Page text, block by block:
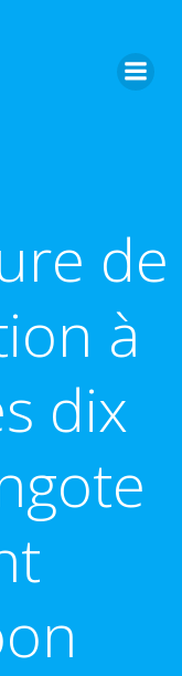
de
à
dix